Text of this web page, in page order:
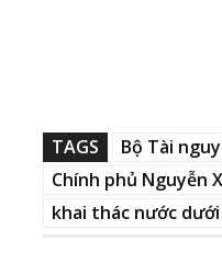
TAGS
Bộ Tài
Chính phủ Nguyễn
khai thác nước